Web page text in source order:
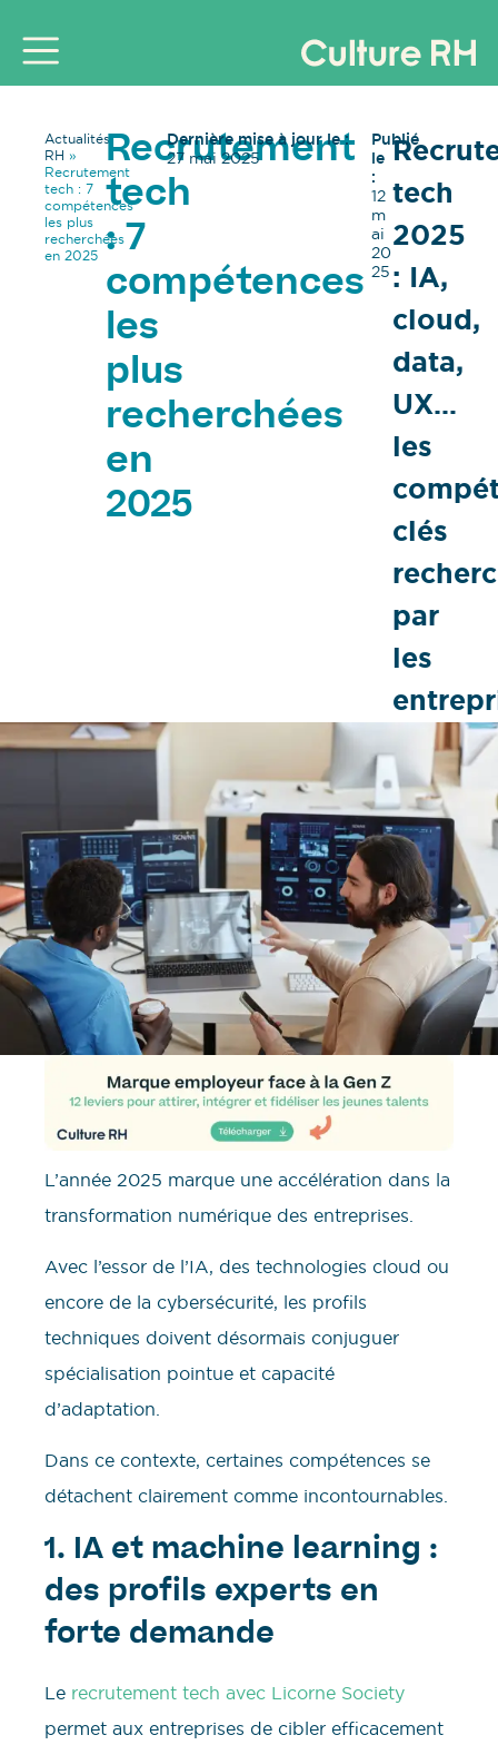
Actualités
RH »
Recrutement
tech : 7
compétences
les plus
recherchées
en 2025
Recrutement
tech
: 7
compétences
les
plus
recherchées
en
2025
Dernière mise à jour le :
27 mai 2025
Publié
le
:
12
m
ai
20
25
tech
2025
: IA,
cloud,
data,
UX…
les
clés
par
les
L’année 2025 marque une accélération dans la
transformation numérique des entreprises.
Avec l’essor de l’IA, des technologies cloud ou
encore de la cybersécurité, les profils
techniques doivent désormais conjuguer
spécialisation pointue et capacité
d’adaptation.
Dans ce contexte, certaines compétences se
détachent clairement comme incontournables.
1. IA et machine learning :
des profils experts en
forte demande
Le recrutement tech avec Licorne Society
permet aux entreprises de cibler efficacement